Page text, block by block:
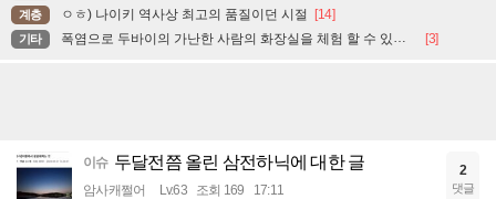
계층 ㅇㅎ) 나이키 역사상 최고의 품질이던 시절 [14]
기타 폭염으로 두바이의 가난한 사람의 화장실을 체험 할 수 있는 곳 [3]
이슈 두달전쯤 올린 삼전하닉에 대한 글
암사캐쩔어 Lv.63 조회 169 17:11
2
댓글